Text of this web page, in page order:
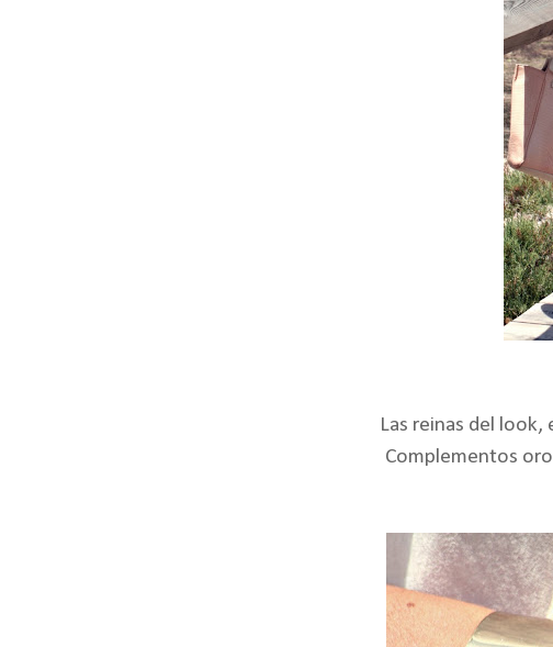
Las reinas del look,
Complementos